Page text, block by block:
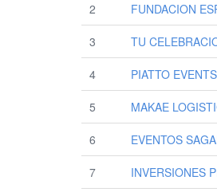
2 FUNDACION
3 TU
4 PIATTO
5 MAKAE
6 EVENTOS
7 INVERSIONES